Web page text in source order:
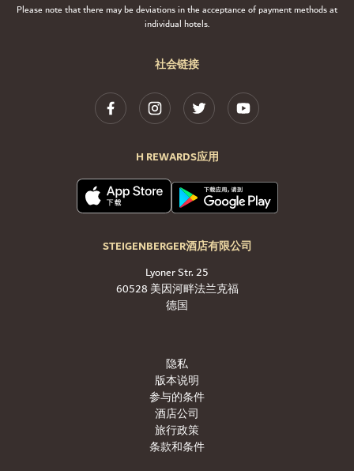
社会链接
H REWARDS应用
STEIGENBERGER酒店有限公司
Lyoner Str. 25
60528 美因河畔法兰克福
德国
Please note that there may be deviations in the acceptance of payment methods at
individual hotels.
隐私
版本说明
参与的条件
酒店公司
旅行政策
条款和条件